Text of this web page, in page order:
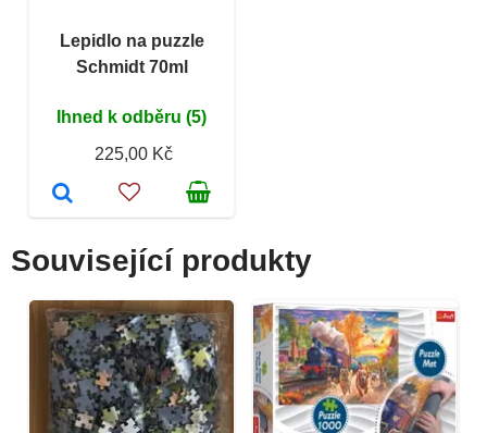
Lepidlo na puzzle
Schmidt 70ml
Ihned k odběru (5)
225,00 Kč
Související produkty